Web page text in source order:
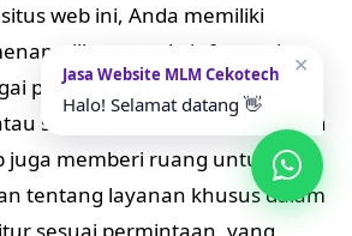
web ini, Anda memiliki
segala informasi
produk furnitur yang telah
sedang Anda tawarkan. Lebih
juga memberi ruang untuk
tentang layanan khusus dalam
✕
Jasa Website MLM Cekotech
Halo! Selamat datang 👋